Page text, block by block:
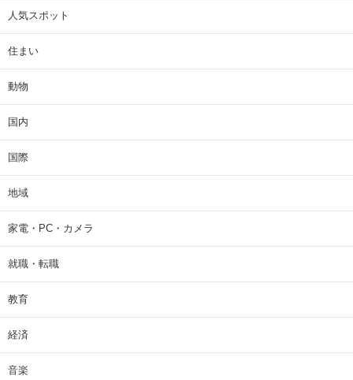
人気スポット
住まい
動物
国内
国際
地域
家電・PC・カメラ
就職・転職
教育
経済
音楽